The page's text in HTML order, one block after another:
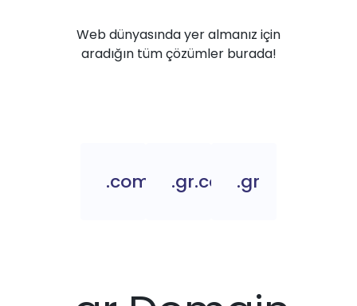
Web dünyasında yer almanız için
aradığın tüm çözümler burada!
.com.gr.gr.com.gr